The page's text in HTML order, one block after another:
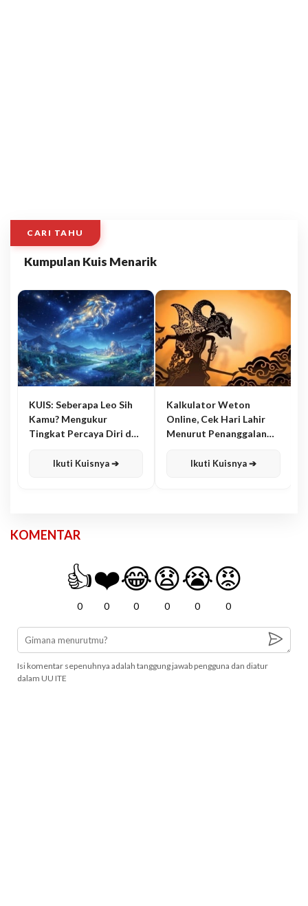
CARI TAHU
Kumpulan Kuis Menarik
KUIS: Seberapa Leo Sih
Kamu? Mengukur
Tingkat Percaya Diri dan
Ikuti Kuisnya ➔
Kalkulator Weton
Online, Cek Hari Lahir
Menurut Penanggalan
Ikuti Kuisnya ➔
KOMENTAR
👍
0
❤️
0
😂
0
😧
0
😭
0
😡
0
Isi komentar sepenuhnya adalah tanggung jawab pengguna dan diatur
dalam UU ITE